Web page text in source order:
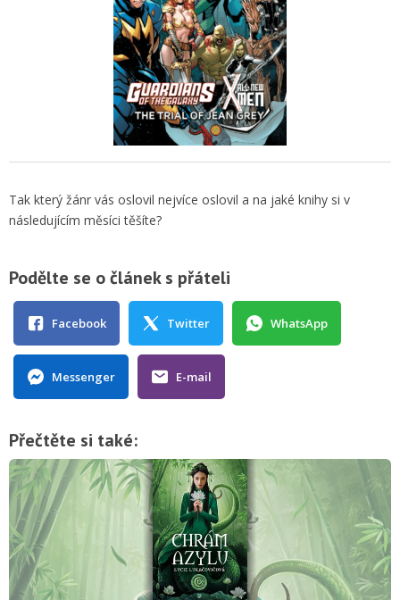
Tak který žánr vás oslovil nejvíce oslovil a na jaké knihy si v
následujícím měsíci těšíte?
Podělte se o článek s přáteli
Facebook Twitter WhatsApp
Messenger E-mail
Přečtěte si také: